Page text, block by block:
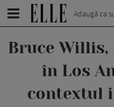
Adaugă ca
Bruce
în Los
contextul